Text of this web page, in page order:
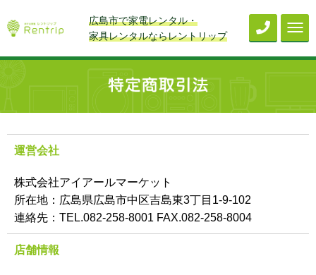
広島市で家電レンタル・
家具レンタルならレントリップ
運営会社
株式会社アイアールマーケット
所在地：広島県広島市中区吉島東3丁目1-9-102
連絡先：TEL.082-258-8001 FAX.082-258-8004
店舗情報